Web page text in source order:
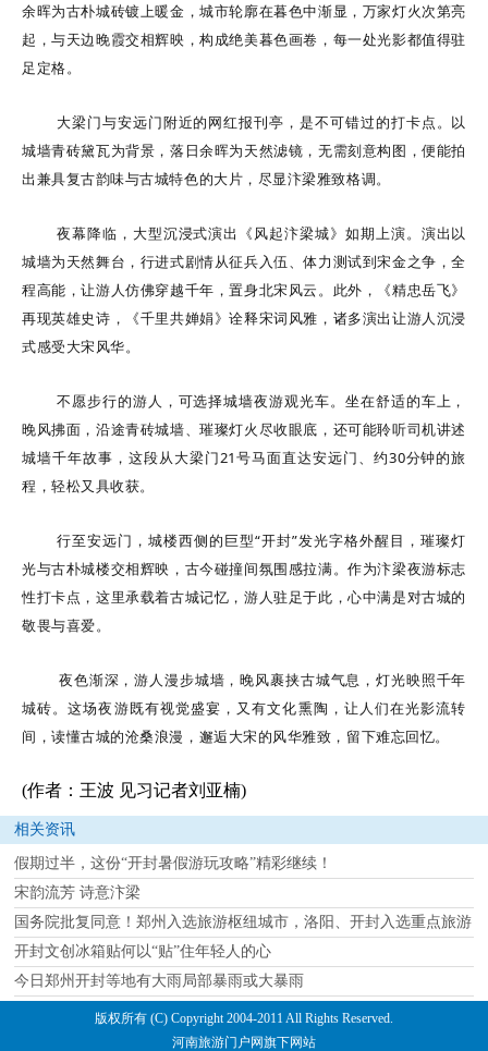
余晖为古朴城砖镀上暖金，城市轮廓在暮色中渐显，万家灯火次第亮
起，与天边晚霞交相辉映，构成绝美暮色画卷，每一处光影都值得驻
足定格。
大梁门与安远门附近的网红报刊亭，是不可错过的打卡点。以
城墙青砖黛瓦为背景，落日余晖为天然滤镜，无需刻意构图，便能拍
出兼具复古韵味与古城特色的大片，尽显汴梁雅致格调。
夜幕降临，大型沉浸式演出《风起汴梁城》如期上演。演出以
城墙为天然舞台，行进式剧情从征兵入伍、体力测试到宋金之争，全
程高能，让游人仿佛穿越千年，置身北宋风云。此外，
《精忠岳飞》
再现英雄史诗，《千里共婵娟》诠释宋词风雅，诸多演出让游人沉浸
式感受大宋风华。
不愿步行的游人，可选择城墙夜游观光车。坐在舒适的车上，
晚风拂面，沿途青砖城墙、璀璨灯火尽收眼底，还可能聆听司机讲述
城墙千年故事，这段从大梁门21号马面直达安远门、约30分钟的旅
程，轻松又具收获。
行至安远门，城楼西侧的巨型“开封”发光字格外醒目，璀璨灯
光与古朴城楼交相辉映，古今碰撞间氛围感拉满。作为汴梁夜游标志
性打卡点，这里承载着古城记忆，游人驻足于此，心中满是对古城的
敬畏与喜爱。
夜色渐深，游人漫步城墙，晚风裹挟古城气息，灯光映照千年
城砖。这场夜游既有视觉盛宴，又有文化熏陶，让人们在光影流转
间，读懂古城的沧桑浪漫，邂逅大宋的风华雅致，留下难忘回忆。
(作者：王波 见习记者刘亚楠)
相关资讯
假期过半，这份“开封暑假游玩攻略”精彩继续！
宋韵流芳 诗意汴梁
国务院批复同意！郑州入选旅游枢纽城市，洛阳、开封入选重点旅游
开封文创冰箱贴何以“贴”住年轻人的心
今日郑州开封等地有大雨局部暴雨或大暴雨
版权所有 (C) Copyright 2004-2011 All Rights Reserved.
河南旅游门户网旗下网站